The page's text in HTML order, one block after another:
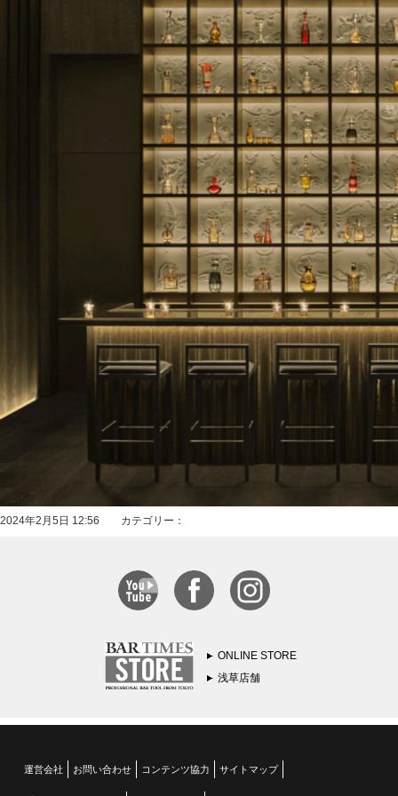
2024年2月5日 12:56 カテゴリー：
ONLINE STORE
浅草店舗
運営会社 お問い合わせ コンテンツ協力 サイトマップ